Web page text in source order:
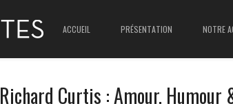
ACCUEIL PRÉSENTATION NOTRE
Richard Curtis : Amour, Humour